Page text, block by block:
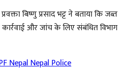
बिष्णु प्रसाद भट्ट ने बताया कि जब्त
और जांच के लिए संबंधित विभाग
NepalNepal Police